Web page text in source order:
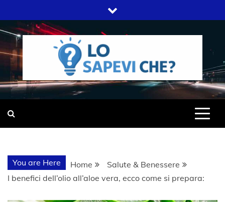
to
content
LO SAPEVI
CHE?
SITO WEB DEL GRUPPO LIFELIVE
You are Here Home
Salute & Benessere
I benefici dell’olio all’aloe vera, ecco come si prepara: